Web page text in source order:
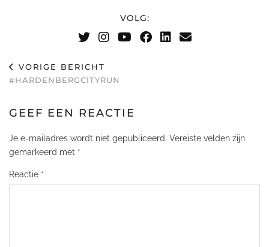
VOLG:
VORIGE BERICHT
#HARDENBERGCITYRUN
GEEF EEN REACTIE
Je e-mailadres wordt niet gepubliceerd. Vereiste velden zijn
gemarkeerd met *
Reactie *